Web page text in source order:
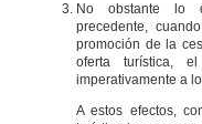
No obstante lo
precedente,
promoción de la
oferta turística,
imperativamente a
A estos efectos,